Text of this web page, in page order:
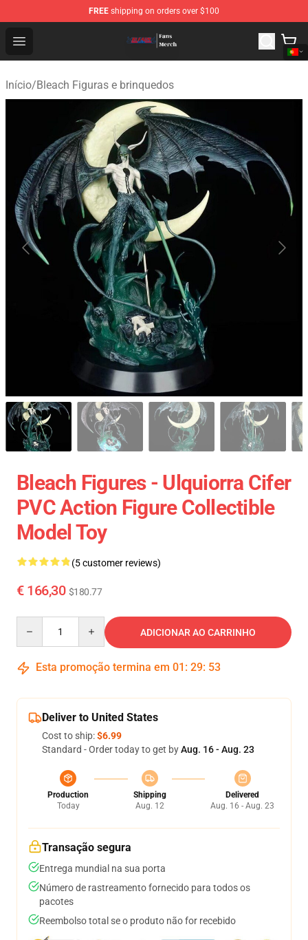
FREE shipping on orders over $100
Open menu
Bleach Store - Official Bleach Merchandise Shop
Início/Bleach Figuras e brinquedos
Bleach Figures - Ulquiorra Cifer
PVC Action Figure Collectible
Model Toy
(5 customer reviews)
€ 166,30 $180.77
ADICIONAR AO CARRINHO
Esta promoção termina em 01 : 29: 53
Deliver to United States
Cost to ship:$6.99
Standard - Order today to get byAug. 16 - Aug. 23
Production
Today
Shipping
Aug. 12
Delivered
Aug. 16 - Aug. 23
Transação segura
Entrega mundial na sua porta
Número de rastreamento fornecido para todos os
pacotes
Reembolso total se o produto não for recebido